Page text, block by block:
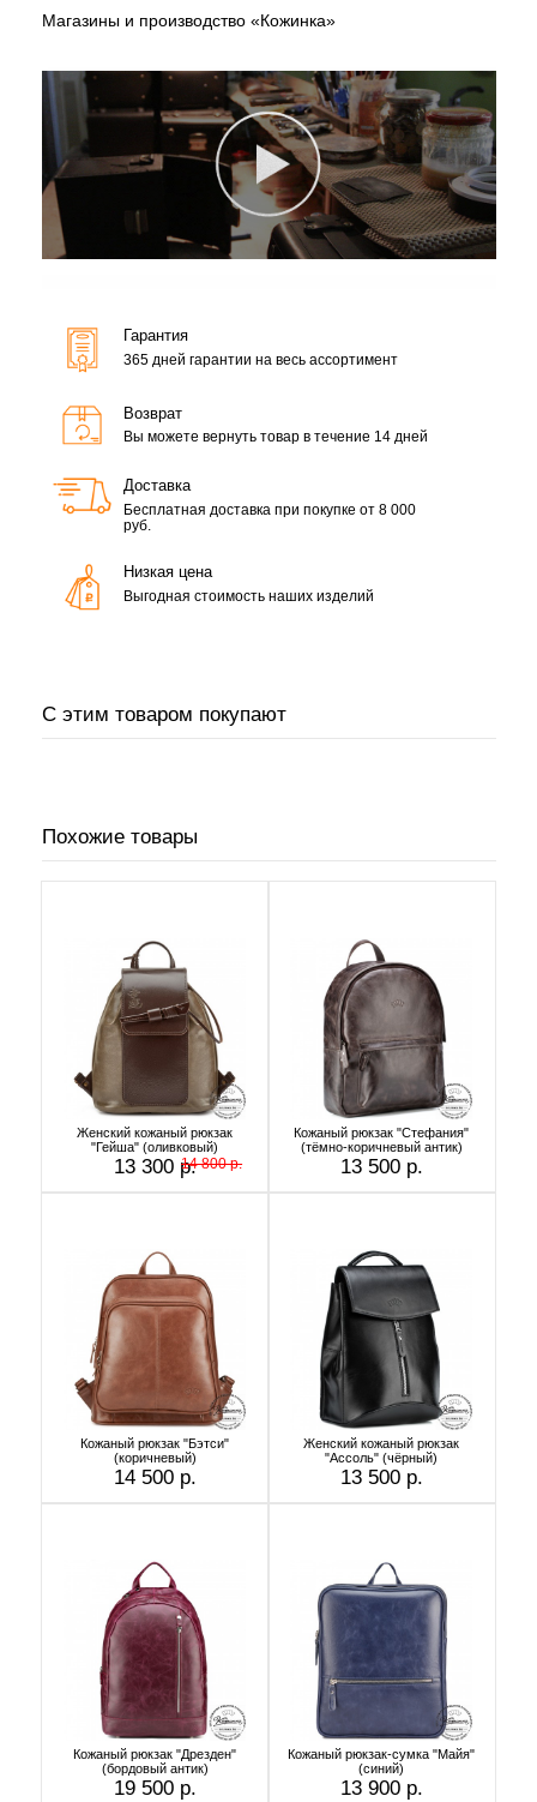
Магазины и производство «Кожинка»
Гарантия
365 дней гарантии на весь ассортимент
Возврат
Вы можете вернуть товар в течение 14 дней
Доставка
Бесплатная доставка при покупке от 8 000
руб.
Низкая цена
Выгодная стоимость наших изделий
С этим товаром покупают
Похожие товары
Женский кожаный рюкзак
"Гейша" (оливковый)
13 300 р.14 800 р.
Кожаный рюкзак "Стефания"
(тёмно-коричневый антик)
13 500 р.
Кожаный рюкзак "Бэтси"
(коричневый)
14 500 р.
Женский кожаный рюкзак
"Ассоль" (чёрный)
13 500 р.
Кожаный рюкзак "Дрезден"
(бордовый антик)
19 500 р.
Кожаный рюкзак-сумка "Майя"
(синий)
13 900 р.